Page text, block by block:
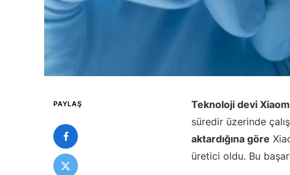
PAYLAŞ Teknoloji devi
süredir üzerinde
aktardığına göre
üretici oldu. Bu